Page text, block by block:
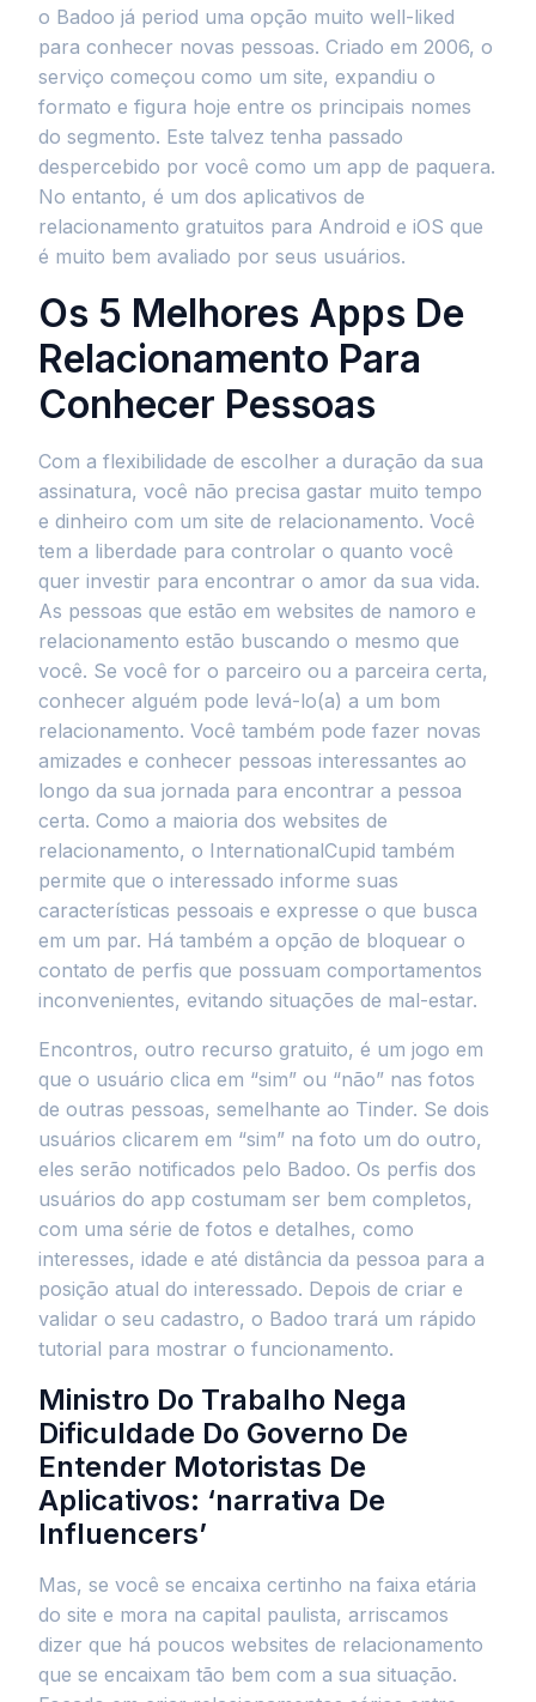
o Badoo já period uma opção muito well-liked
para conhecer novas pessoas. Criado em 2006, o
serviço começou como um site, expandiu o
formato e figura hoje entre os principais nomes
do segmento. Este talvez tenha passado
despercebido por você como um app de paquera.
No entanto, é um dos aplicativos de
relacionamento gratuitos para Android e iOS que
é muito bem avaliado por seus usuários.
Os 5 Melhores Apps De
Relacionamento Para
Conhecer Pessoas
Com a flexibilidade de escolher a duração da sua
assinatura, você não precisa gastar muito tempo
e dinheiro com um site de relacionamento. Você
tem a liberdade para controlar o quanto você
quer investir para encontrar o amor da sua vida. ​​​​​​​
As pessoas que estão em websites de namoro e
relacionamento estão buscando o mesmo que
você. Se você for o parceiro ou a parceira certa,
conhecer alguém pode levá-lo(a) a um bom
relacionamento. Você também pode fazer novas
amizades e conhecer pessoas interessantes ao
longo da sua jornada para encontrar a pessoa
certa. Como a maioria dos websites de
relacionamento, o InternationalCupid também
permite que o interessado informe suas
características pessoais e expresse o que busca
em um par. Há também a opção de bloquear o
contato de perfis que possuam comportamentos
inconvenientes, evitando situações de mal-estar.
Encontros, outro recurso gratuito, é um jogo em
que o usuário clica em “sim” ou “não” nas fotos
de outras pessoas, semelhante ao Tinder. Se dois
usuários clicarem em “sim” na foto um do outro,
eles serão notificados pelo Badoo. Os perfis dos
usuários do app costumam ser bem completos,
com uma série de fotos e detalhes, como
interesses, idade e até distância da pessoa para a
posição atual do interessado. Depois de criar e
validar o seu cadastro, o Badoo trará um rápido
tutorial para mostrar o funcionamento.
Ministro Do Trabalho Nega
Dificuldade Do Governo De
Entender Motoristas De
Aplicativos: ‘narrativa De
Influencers’
Mas, se você se encaixa certinho na faixa etária
do site e mora na capital paulista, arriscamos
dizer que há poucos websites de relacionamento
que se encaixam tão bem com a sua situação.